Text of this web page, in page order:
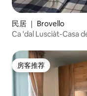
民居 ｜ Brovello
Ca 'dal Lusciàt-Casa
房客推荐
房客推荐